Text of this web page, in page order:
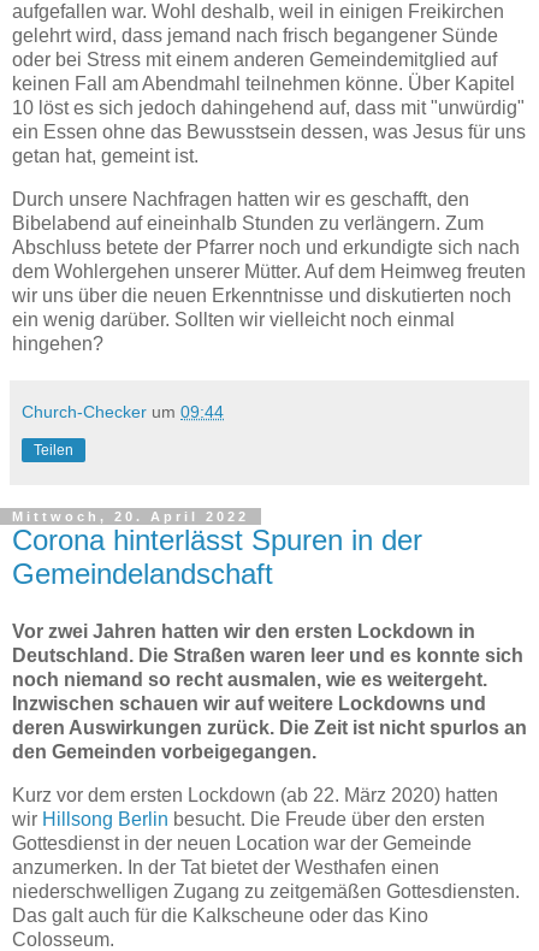
aufgefallen war. Wohl deshalb, weil in einigen Freikirchen
gelehrt wird, dass jemand nach frisch begangener Sünde
oder bei Stress mit einem anderen Gemeindemitglied auf
keinen Fall am Abendmahl teilnehmen könne. Über Kapitel
10 löst es sich jedoch dahingehend auf, dass mit "unwürdig"
ein Essen ohne das Bewusstsein dessen, was Jesus für uns
getan hat, gemeint ist.
Durch unsere Nachfragen hatten wir es geschafft, den
Bibelabend auf eineinhalb Stunden zu verlängern. Zum
Abschluss betete der Pfarrer noch und erkundigte sich nach
dem Wohlergehen unserer Mütter. Auf dem Heimweg freuten
wir uns über die neuen Erkenntnisse und diskutierten noch
ein wenig darüber. Sollten wir vielleicht noch einmal
hingehen?
Church-Checker um 09:44
Teilen
Mittwoch, 20. April 2022
Corona hinterlässt Spuren in der
Gemeindelandschaft
Vor zwei Jahren hatten wir den ersten Lockdown in
Deutschland. Die Straßen waren leer und es konnte sich
noch niemand so recht ausmalen, wie es weitergeht.
Inzwischen schauen wir auf weitere Lockdowns und
deren Auswirkungen zurück. Die Zeit ist nicht spurlos an
den Gemeinden vorbeigegangen.
Kurz vor dem ersten Lockdown (ab 22. März 2020) hatten
wir Hillsong Berlin besucht. Die Freude über den ersten
Gottesdienst in der neuen Location war der Gemeinde
anzumerken. In der Tat bietet der Westhafen einen
niederschwelligen Zugang zu zeitgemäßen Gottesdiensten.
Das galt auch für die Kalkscheune oder das Kino
Colosseum.